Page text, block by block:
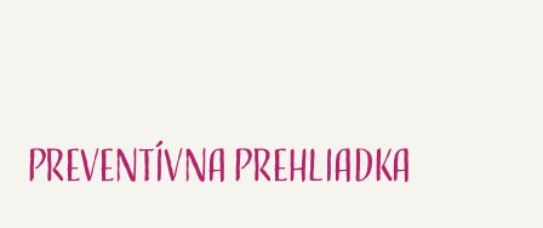
Preventívna prehliadka